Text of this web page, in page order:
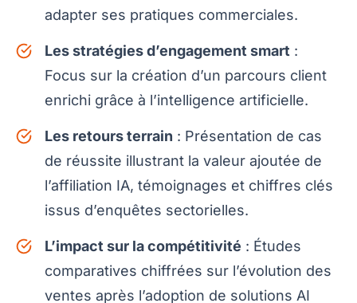
adapter ses pratiques commerciales.
Les stratégies d’engagement smart :
Focus sur la création d’un parcours client
enrichi grâce à l’intelligence artificielle.
Les retours terrain : Présentation de cas
de réussite illustrant la valeur ajoutée de
l’affiliation IA, témoignages et chiffres clés
issus d’enquêtes sectorielles.
L’impact sur la compétitivité : Études
comparatives chiffrées sur l’évolution des
ventes après l’adoption de solutions AI